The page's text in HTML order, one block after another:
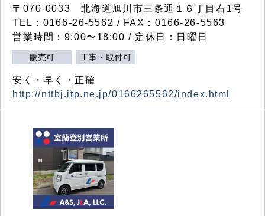
〒070-0033 北海道旭川市三条通１６丁目右1号
TEL：0166-26-5562 / FAX：0166-26-5563
営業時間：9:00〜18:00 / 定休日：日曜日
販売可 工事・取付可
安く・早く・正確
http://nttbj.itp.ne.jp/0166265562/index.html